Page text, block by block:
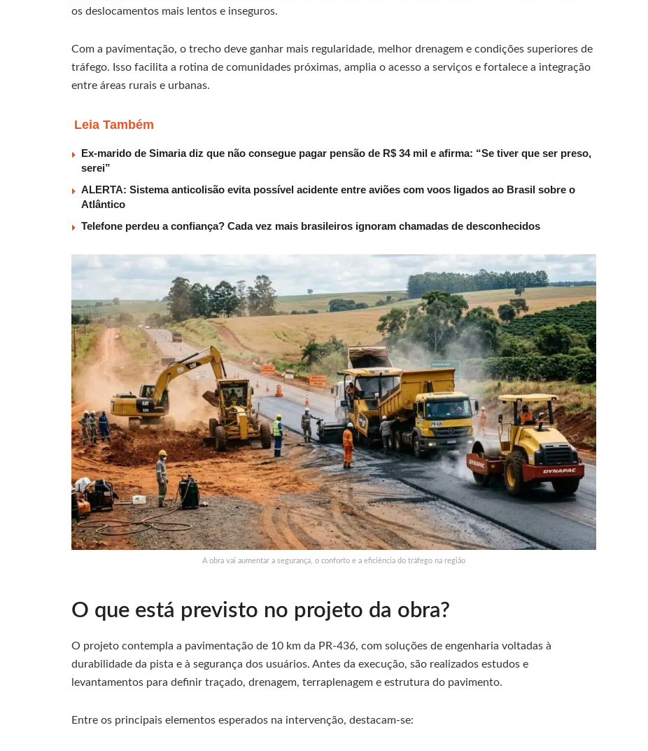
os deslocamentos mais lentos e inseguros.
Com a pavimentação, o trecho deve ganhar mais regularidade, melhor drenagem e condições superiores de
tráfego. Isso facilita a rotina de comunidades próximas, amplia o acesso a serviços e fortalece a integração
entre áreas rurais e urbanas.
Leia Também
Ex-marido de Simaria diz que não consegue pagar pensão de R$ 34 mil e afirma: “Se tiver que ser preso,
serei”
ALERTA: Sistema anticolisão evita possível acidente entre aviões com voos ligados ao Brasil sobre o
Atlântico
Telefone perdeu a confiança? Cada vez mais brasileiros ignoram chamadas de desconhecidos
A obra vai aumentar a segurança, o conforto e a eficiência do tráfego na região
O que está previsto no projeto da obra?
O projeto contempla a pavimentação de 10 km da PR-436, com soluções de engenharia voltadas à
durabilidade da pista e à segurança dos usuários. Antes da execução, são realizados estudos e
levantamentos para definir traçado, drenagem, terraplenagem e estrutura do pavimento.
Entre os principais elementos esperados na intervenção, destacam-se: